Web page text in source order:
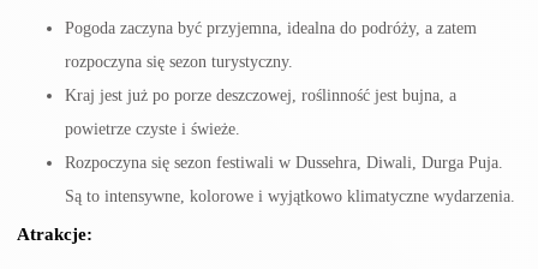
Pogoda zaczyna być przyjemna, idealna do podróży, a zatem
rozpoczyna się sezon turystyczny.
Kraj jest już po porze deszczowej, roślinność jest bujna, a
powietrze czyste i świeże.
Rozpoczyna się sezon festiwali w Dussehra, Diwali, Durga Puja.
Są to intensywne, kolorowe i wyjątkowo klimatyczne wydarzenia.
Atrakcje: